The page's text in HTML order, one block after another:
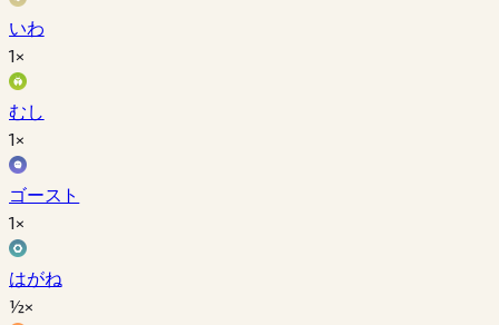
いわ
1×
むし
1×
ゴースト
1×
はがね
½×